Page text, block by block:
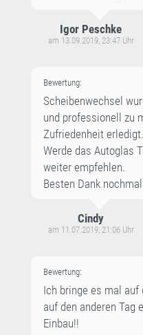
Igor Peschke
am 13.09.2019, 23:47 Uhr
Bewertung:
Scheibenwechsel
und professionell zu
Zufriedenheit
Werde das Autoglas
weiter empfehlen.
Besten Dank nochmal
Cindy
am 11.07.2019, 21:06 Uhr
Bewertung:
Ich bringe es mal auf
auf den anderen Tag
Einbau!!